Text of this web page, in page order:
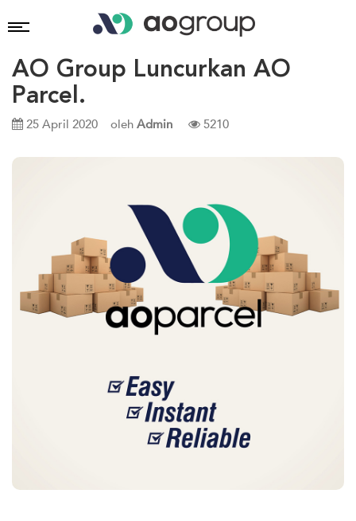
AO Group Luncurkan AO
Parcel.
25 April 2020 oleh Admin 5210